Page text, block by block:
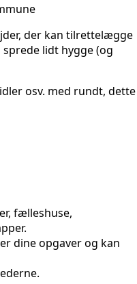
der kan tilrettelægge
lidt hygge (og
osv. med rundt, dette
fælleshuse,
dine opgaver og kan